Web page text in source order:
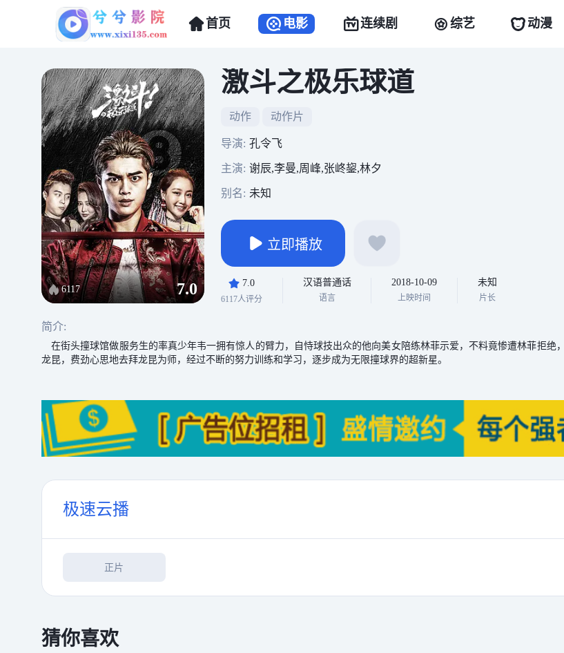
首页 电影 连续剧 综艺 动漫
6117 7.0
激斗之极乐球道
动作 动作片
导演: 孔令飞
主演: 谢辰,李曼,周峰,张峂鋆,林夕
别名: 未知
立即播放
7.0
6117人评分
汉语普通话
语言
2018-10-09
上映时间
未知
片长
简介:
在街头撞球馆做服务生的率真少年韦一拥有惊人的臂力，自恃球技出众的他向美女陪练林菲示爱，不料竟惨遭林菲拒
龙昆，费劲心思地去拜龙昆为师，经过不断的努力训练和学习，逐步成为无限撞球界的超新星。
极速云播
正片
猜你喜欢